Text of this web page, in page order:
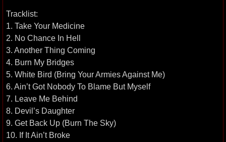
Tracklist:
1. Take Your Medicine
2. No Chance In Hell
3. Another Thing Coming
4. Burn My Bridges
5. White Bird (Bring Your Armies Against Me)
6. Ain’t Got Nobody To Blame But Myself
7. Leave Me Behind
8. Devil’s Daughter
9. Get Back Up (Burn The Sky)
10. If It Ain’t Broke